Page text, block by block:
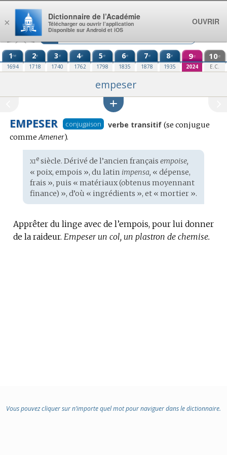
Aller au contenu
1re
1694
2e
1718
3e
1740
4e
1762
5e
1798
6e
1835
7e
1878
8e
1935
9e
2024
10e
E.C.
empeser
EMPESER conjugaison verbe transitif Conjugaison
(se conjugue
commeAmener).
Étymologie
:
xiesiècle. Dérivé de l’ancien français empoise,
« poix, empois », du latin impensa, « dépense,
frais », puis « matériaux (obtenus moyennant
finance) », d’où « ingrédients », et « mortier ».
Apprêter du linge avec de l’empois, pour lui donner
de la raideur. Empeser un col, un plastron de chemise.
Vous pouvez cliquer sur n’importe quel mot pour naviguer dans le dictionnaire.
×
Dictionnaire de l’Académie
Télécharger ou ouvrir l’application
Disponible sur Android et iOS
OUVRIR